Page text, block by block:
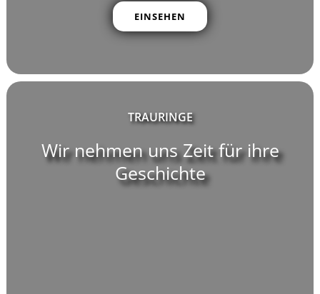
EINSEHEN
TRAURINGE
Wir nehmen uns Zeit für ihre
Geschichte